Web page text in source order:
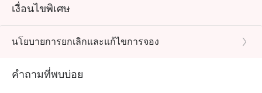
เงื่อนไขพิเศษ
นโยบายการยกเลิกและแก้ไขการจอง
คำถามที่พบบ่อย